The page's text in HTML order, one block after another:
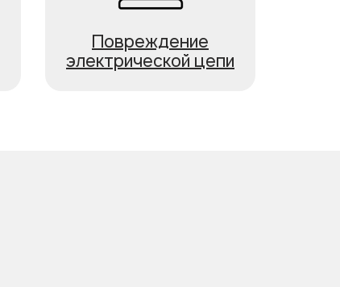
Повреждение
электрической цепи